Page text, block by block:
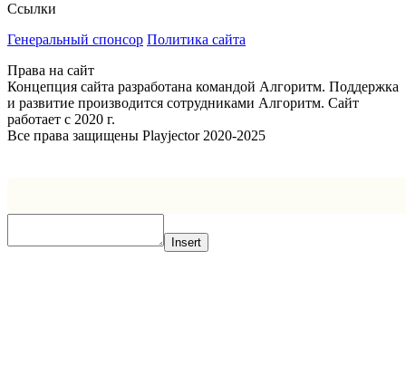
Ссылки
Генеральный спонсор Политика сайта
Права на сайт
Концепция сайта разработана командой Алгоритм. Поддержка
и развитие производится сотрудниками Алгоритм. Сайт
работает с 2020 г.
Все права защищены Playjector 2020-2025
Insert